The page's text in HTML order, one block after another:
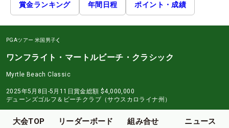
賞金ランキング 年間日程 ポイント・成績
PGAツアー 米国男子
ワンフライト・マートルビーチ・クラシック
Myrtle Beach Classic
2025年5月8日-5月11日賞金総額 $4,000,000
デューンズゴルフ＆ビーチクラブ（サウスカロライナ州）
大会TOP リーダーボード 組み合せ ニュース